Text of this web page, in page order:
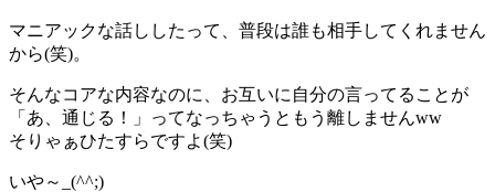
マニアックな話ししたって、普段は誰も相手してくれません
から(笑)。
そんなコアな内容なのに、お互いに自分の言ってることが
「あ、通じる！」ってなっちゃうともう離しませんww
そりゃぁひたすらですよ(笑)
いや～_(^^;)ゞ